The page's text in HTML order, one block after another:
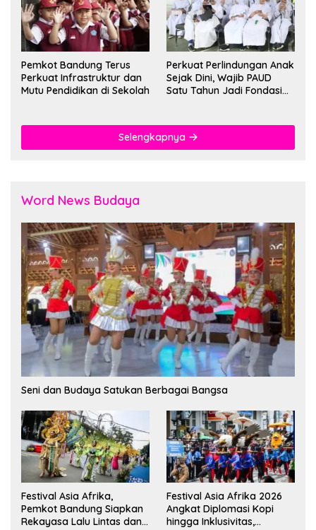
Pemkot Bandung Terus
Perkuat Infrastruktur dan
Mutu Pendidikan di Sekolah
Perkuat Perlindungan Anak
Sejak Dini, Wajib PAUD
Satu Tahun Jadi Fondasi
Selengkapnya
Word News Budaya
Seni dan Budaya Satukan Berbagai Bangsa
Festival Asia Afrika,
Pemkot Bandung Siapkan
Rekayasa Lalu Lintas dan
Festival Asia Afrika 2026
Angkat Diplomasi Kopi
hingga Inklusivitas,